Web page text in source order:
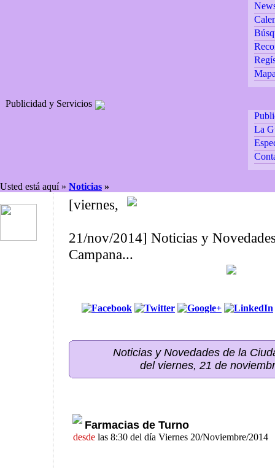
Publicidad y Servicios
La
Usted está aquí » Noticias »
[viernes,
21/nov/2014] Noticias y
Campana...
Noticias y Novedades de la
del viernes, 21 de
Farmacias de Turno
desde las 8:30 del día Viernes 20/Noviembre/2014